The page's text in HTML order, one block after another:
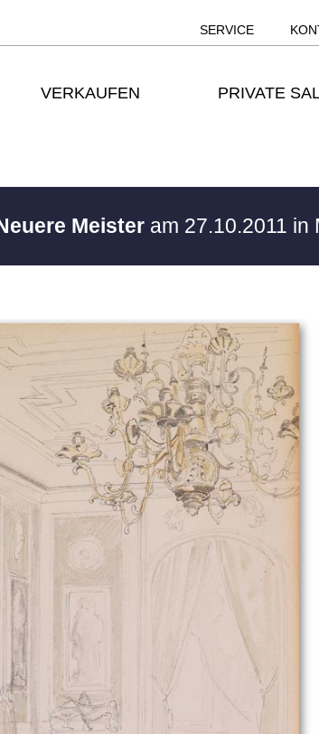
SERVICE
VERKAUFEN PRIVATE
Meister am 27.10.2011 in